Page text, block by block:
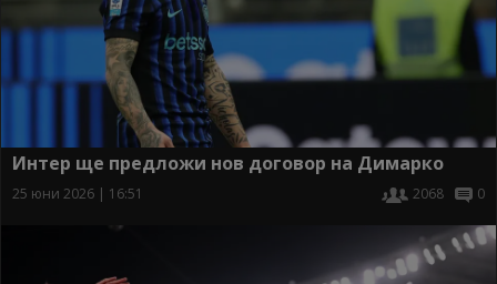
Интер ще предложи нов договор на Димарко
25 юни 2026 | 16:51 2068 0